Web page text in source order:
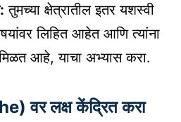
तुमच्या क्षेत्रातील इतर यशस्वी
लिहित आहेत आणि त्यांना
आहे, याचा अभ्यास करा.
वर लक्ष केंद्रित करा